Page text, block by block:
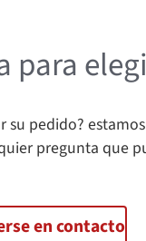
para
su pedido?
pregunta que
en contacto